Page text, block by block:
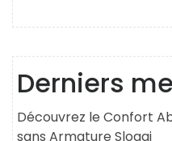
Derniers
Découvrez le Confort
sans Armature Sloggi